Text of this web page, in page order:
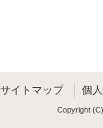
サイトマップ 個
Copyright